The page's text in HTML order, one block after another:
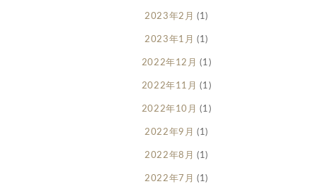
2023年2月 (1)
2023年1月 (1)
2022年12月 (1)
2022年11月 (1)
2022年10月 (1)
2022年9月 (1)
2022年8月 (1)
2022年7月 (1)